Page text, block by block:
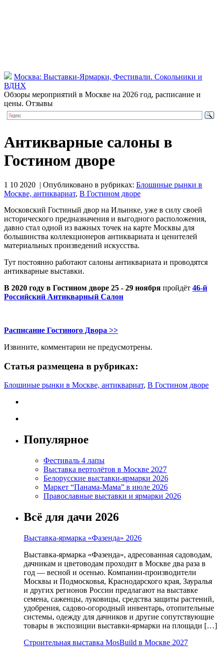
Москва: Выставки-Ярмарки, Фестивали. Сокольники и
ВДНХ
Обзоры мероприятий в Москве на 2026 год, расписание и
цены. Отзывы
Антикварные салоны в
Гостином дворе
1 10 2020 | Опубликовано в рубриках: Блошиные рынки в
Москве, антиквариат, В Гостином дворе
Московский Гостиный двор на Ильинке, уже в силу своей
исторического предназначения и выгодного расположения,
давно стал одной из важных точек на карте Москвы для
большинства коллекционеров антиквариата и ценителей
материальных произведений искусства.
Тут постоянно работают салоны антиквариата и проводятся
антикварные выставки.
В 2020 году в Гостином дворе 25 - 29 ноября пройдёт 46-й
Российский Антикварный Салон
Расписание Гостиного Двора >>
Извините, комментарии не предусмотрены.
Статья размещена в рубриках:
Блошиные рынки в Москве, антиквариат, В Гостином дворе
Популярное
Фестиваль 4 лапы
Выставка вертолётов в Москве 2027
Белорусские выставки-ярмарки 2026
Маркет “Панама-Мама” в июле 2026
Православные выставки и ярмарки 2026
Всё для дачи 2026
Выставка-ярмарка «Фазенда» 2026
Выставка-ярмарка «Фазенда», адресованная садоводам,
дачникам и цветоводам проходит в Москве два раза в
год — весной и осенью. Компании-производители
Москвы и Подмосковья, Краснодарского края, Зауралья
и других регионов России предлагают на выставке
семена, саженцы, луковицы, средства защиты растений,
удобрения, садово-огородный инвентарь, отопительные
системы, одежду для дачников и другие сопутствующие
товары в экспозиции выставки-ярмарки на площади […]
Строительная выставка MosBuild в Москве 2027